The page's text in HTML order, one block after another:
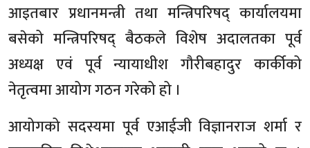
आइतबार प्रधानमन्त्री तथा मन्त्रिपरिषद् कार्यालयमा
बसेको मन्त्रिपरिषद् बैठकले विशेष अदालतका पूर्व
अध्यक्ष एवं पूर्व न्यायाधीश गौरीबहादुर कार्कीको
नेतृत्वमा आयोग गठन गरेको हो ।
आयोगको सदस्यमा पूर्व एआईजी विज्ञानराज शर्मा र